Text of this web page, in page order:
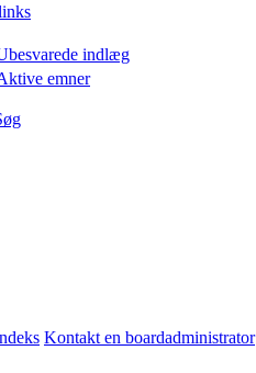
indlæg
emner
Kontakt en boardadministrator